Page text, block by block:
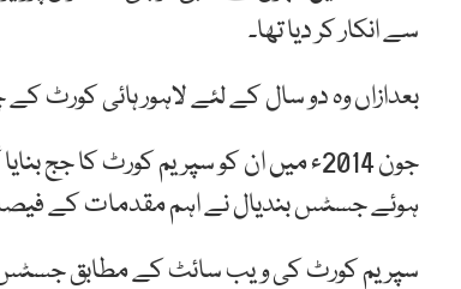
سے انکار کر دیا تھا۔
بعدازاں وہ دو سال کے لئے لاہور ہائی
جون 2014ء میں ان کو سپریم کورٹ کا
ہوئے جسٹس بندیال نے اہم مقدمات کے